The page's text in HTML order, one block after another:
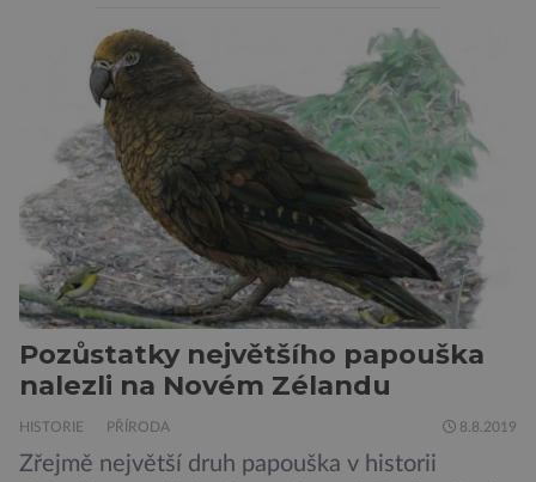
prachu, vodíku, hélia a malého množství těžších
chemických prvků. Celá oblast je místem zrodu
nových hvězd. Mimořádné rozlišení tohoto
záběru pořízeného pomocí přehlídkového
teleskopu ESO/VST odhaluje detaily
jednotlivých astronomických objektů, […]
Pozůstatky největšího papouška
nalezli na Novém Zélandu
HISTORIE PŘÍRODA 8.8.2019
Zřejmě největší druh papouška v historii